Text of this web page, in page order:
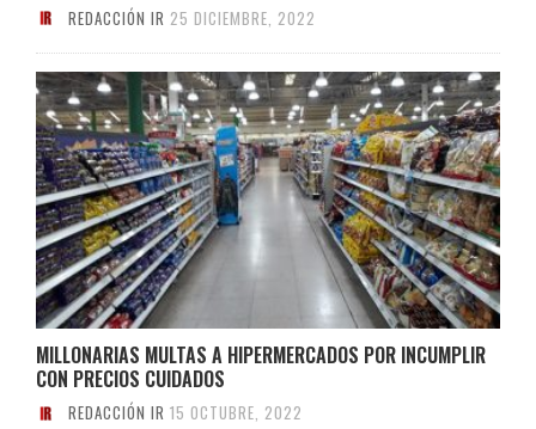
REDACCIÓN IR 25 DICIEMBRE, 2022
MILLONARIAS MULTAS A HIPERMERCADOS POR INCUMPLIR
CON PRECIOS CUIDADOS
REDACCIÓN IR 15 OCTUBRE, 2022